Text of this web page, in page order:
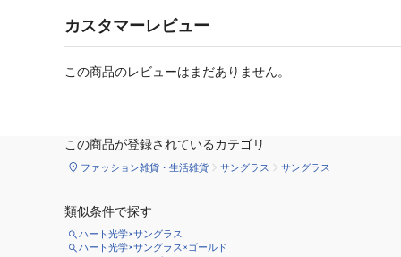
カスタマーレビュー
この商品のレビューはまだありません。
この商品が登録されているカテゴリ
ファッション雑貨・生活雑貨 サングラス サングラス
類似条件で探す
ハート光学×サングラス
ハート光学×サングラス×ゴールド